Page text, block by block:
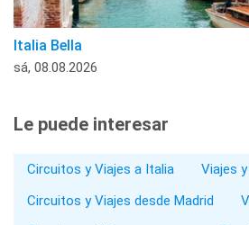
Italia Bella
sá, 08.08.2026
Le puede interesar
Circuitos y Viajes a Italia
Viajes
Circuitos y Viajes desde Madrid